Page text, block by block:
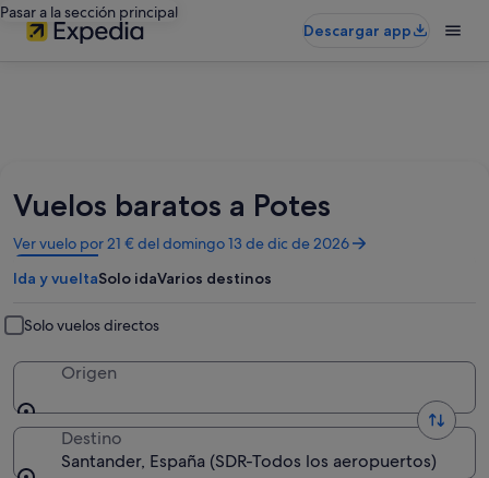
Pasar a la sección principal
Descargar app
Vuelos baratos a Potes
Ver vuelo por 21 € del domingo 13 de dic de 2026
Se
abre
en
ventana
nueva
Ida y vueltaSolo idaVarios destinos
Solo vuelos directos
Origen
Destino
Santander, España (SDR-Todos los aeropuertos)